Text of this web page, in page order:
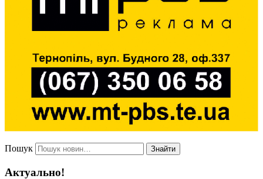
Пошук Знайти
Актуально!